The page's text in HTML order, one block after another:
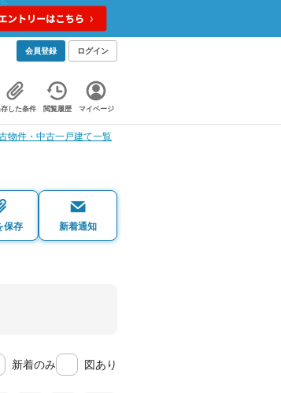
会員登録 ログイン
した条件 閲覧履歴 マイページ
物件・中古一戸建て一覧
保存 新着通知
新着のみ 図あり